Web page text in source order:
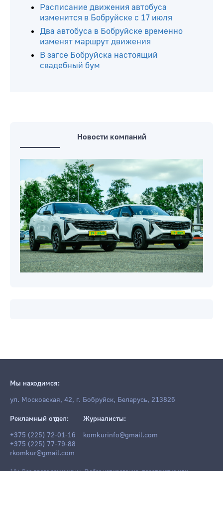
Расписание движения автобуса
изменится в Бобруйске с 17 июля
Два автобуса в Бобруйске временно
изменят маршрут движения
В загсе Бобруйска настоящий
свадебный бум
Новости компаний
Мы находимся:
ул. Московская, 42, г. Бобруйск, Беларусь, 213826
Рекламный отдел:
+375 (225) 72-01-16
+375 (225) 77-79-88
rkomkur@gmail.com
Журналисты:
komkurinfo@gmail.com
18+ Все права защищены. Любое копирование, перепечатка или